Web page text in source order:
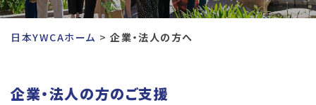
# 東日本大震災被災者支援
日本YWCAホーム 企業・法人の方へ
企業・法人の方のご支援